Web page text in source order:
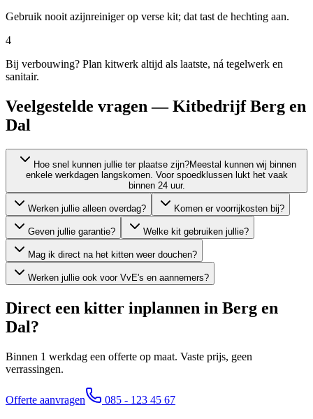
Gebruik nooit azijnreiniger op verse kit; dat tast de hechting aan.
4
Bij verbouwing? Plan kitwerk altijd als laatste, ná tegelwerk en
sanitair.
Veelgestelde vragen — Kitbedrijf Berg en
Dal
Hoe snel kunnen jullie ter plaatse zijn?Meestal kunnen wij binnen
enkele werkdagen langskomen. Voor spoedklussen lukt het vaak
binnen 24 uur.
Werken jullie alleen overdag? Komen er voorrijkosten bij?
Geven jullie garantie? Welke kit gebruiken jullie?
Mag ik direct na het kitten weer douchen?
Werken jullie ook voor VvE's en aannemers?
Direct een kitter inplannen in Berg en
Dal?
Binnen 1 werkdag een offerte op maat. Vaste prijs, geen
verrassingen.
Offerte aanvragen 085 - 123 45 67